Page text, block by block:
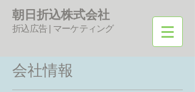
朝日折込株式会社
折込広告 | マーケティング
会社情報